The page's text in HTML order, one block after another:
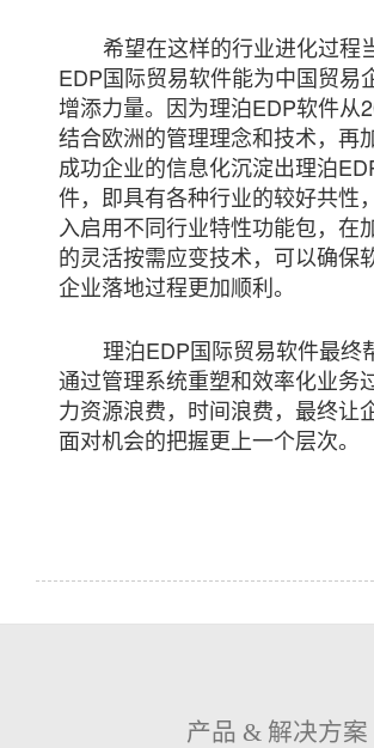
希望在这样的行业进化过程
EDP国际贸易软件能为中国贸易
增添力量。因为理泊EDP软件从
结合欧洲的管理理念和技术，再
成功企业的信息化沉淀出理泊
件，即具有各种行业的较好共性
入启用不同行业特性功能包，在
的灵活按需应变技术，可以确保
企业落地过程更加顺利。
理泊EDP国际贸易软件最终
通过管理系统重塑和效率化业务
力资源浪费，时间浪费，最终让
面对机会的把握更上一个层次。
产品 & 解决方案